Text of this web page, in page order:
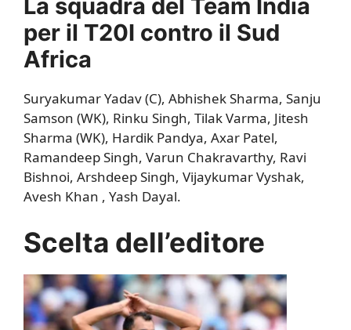
La squadra del Team India
per il T20I contro il Sud
Africa
Suryakumar Yadav (C), Abhishek Sharma, Sanju
Samson (WK), Rinku Singh, Tilak Varma, Jitesh
Sharma (WK), Hardik Pandya, Axar Patel,
Ramandeep Singh, Varun Chakravarthy, Ravi
Bishnoi, Arshdeep Singh, Vijaykumar Vyshak,
Avesh Khan , Yash Dayal.
Scelta dell’editore